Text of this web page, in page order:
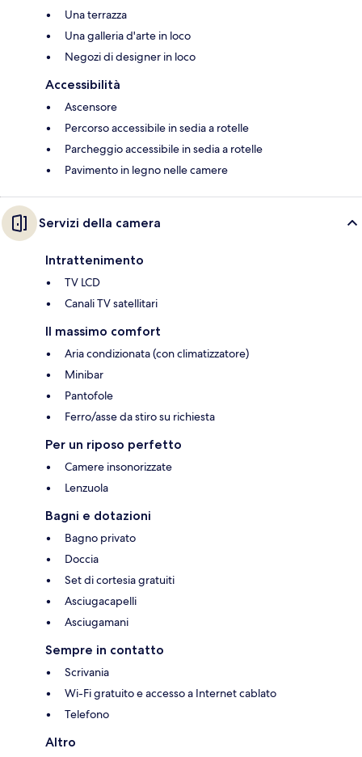
Una terrazza
Una galleria d'arte in loco
Negozi di designer in loco
Accessibilità
Ascensore
Percorso accessibile in sedia a rotelle
Parcheggio accessibile in sedia a rotelle
Pavimento in legno nelle camere
Servizi della camera
Intrattenimento
TV LCD
Canali TV satellitari
Il massimo comfort
Aria condizionata (con climatizzatore)
Minibar
Pantofole
Ferro/asse da stiro su richiesta
Per un riposo perfetto
Camere insonorizzate
Lenzuola
Bagni e dotazioni
Bagno privato
Doccia
Set di cortesia gratuiti
Asciugacapelli
Asciugamani
Sempre in contatto
Scrivania
Wi-Fi gratuito e accesso a Internet cablato
Telefono
Altro